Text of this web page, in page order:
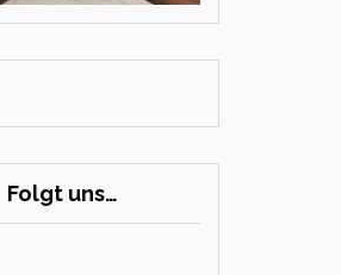
Folgt uns…